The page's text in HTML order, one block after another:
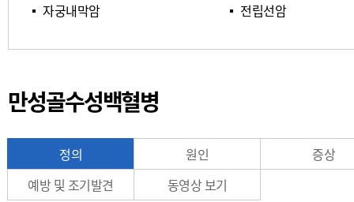
자궁내막암
전립선암
만성골수성백혈병
정의 원인
증상
예방 및 조기발견
동영상 보기